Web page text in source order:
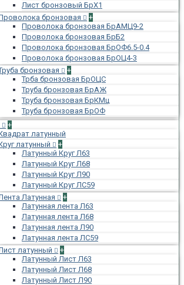
Лист бронзовый БрХ1
бронзовая
+
Проволока бронзовая БрАМЦ9-2
Проволока бронзовая БрБ2
Проволока бронзовая БрОФ6.5-0.4
Проволока бронзовая БрОЦ4-3
бронзовая
+
Трба бронзовая БрОЦС
Труба бронзовая БрАЖ
Труба бронзовая БрКМц
Труба бронзовая БрОФ
+
латунный
латунный
+
Латунный Круг Л63
Латунный Круг Л68
Латунный Круг Л90
Латунный Круг ЛС59
Латунная
+
Латунная лента Л63
Латунная лента Л68
Латунная лента Л90
Латунная лента ЛС59
латунный
+
Латунный Лист Л63
Латунный Лист Л68
Латунный Лист Л90